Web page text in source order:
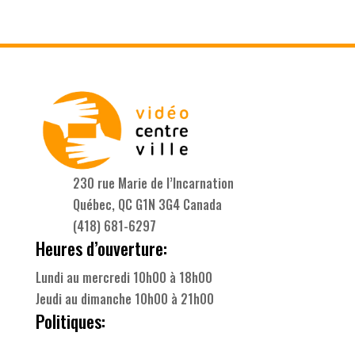
230 rue Marie de l’Incarnation
Québec, QC G1N 3G4 Canada
(418) 681-6297
Heures d’ouverture:
Lundi au mercredi 10h00 à 18h00
Jeudi au dimanche 10h00 à 21h00
Politiques: